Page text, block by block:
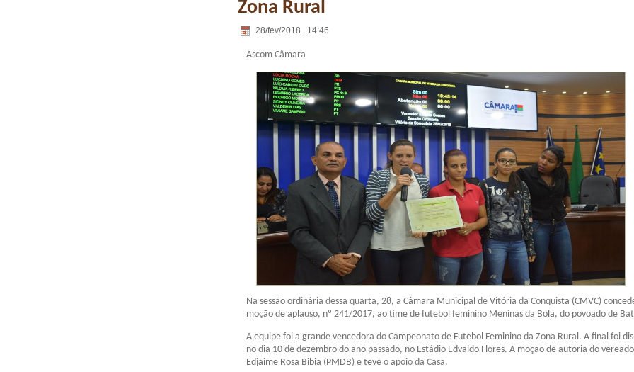
Zona Rural
28/fev/2018 . 14:46
Ascom Câmara
Na sessão ordinária dessa quarta, 28, a Câmara Municipal de Vitória da Conquista (CMVC)
moção de aplauso, nº 241/2017, ao time de futebol feminino Meninas da Bola, do povoado de
A equipe foi a grande vencedora do Campeonato de Futebol Feminino da Zona Rural. A final foi
no dia 10 de dezembro do ano passado, no Estádio Edvaldo Flores. A moção de autoria do
Edjaime Rosa Bibia (PMDB) e teve o apoio da Casa.